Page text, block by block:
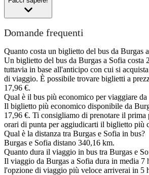
Domande frequenti
Quanto costa un biglietto del bus da Burgas
Un biglietto del bus da Burgas a Sofia costa
tuttavia in base all'anticipo con cui si
di viaggio. È possibile trovare biglietti a
17,96 €.
Qual è il bus più economico per viaggiare da
Il biglietto più economico disponibile da
17,96 €. Ti consigliamo di prenotare il prima
orari di punta per aggiudicarti il biglietto più
Qual è la distanza tra Burgas e Sofia in bus?
Burgas e Sofia distano 340,16 km.
Quanto dura il viaggio in bus tra Burgas e
Il viaggio da Burgas a Sofia dura in media 7
l'opzione di viaggio più veloce arriverai in 5